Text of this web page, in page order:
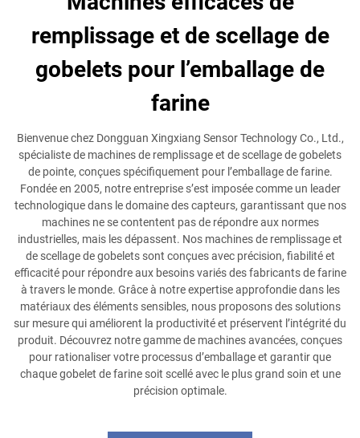
remplissage et de scellage de
gobelets pour l’emballage de
farine
Bienvenue chez Dongguan Xingxiang Sensor Technology Co., Ltd.,
spécialiste de machines de remplissage et de scellage de gobelets
de pointe, conçues spécifiquement pour l’emballage de farine.
Fondée en 2005, notre entreprise s’est imposée comme un leader
technologique dans le domaine des capteurs, garantissant que nos
machines ne se contentent pas de répondre aux normes
industrielles, mais les dépassent. Nos machines de remplissage et
de scellage de gobelets sont conçues avec précision, fiabilité et
efficacité pour répondre aux besoins variés des fabricants de farine
à travers le monde. Grâce à notre expertise approfondie dans les
matériaux des éléments sensibles, nous proposons des solutions
sur mesure qui améliorent la productivité et préservent l’intégrité du
produit. Découvrez notre gamme de machines avancées, conçues
pour rationaliser votre processus d’emballage et garantir que
chaque gobelet de farine soit scellé avec le plus grand soin et une
précision optimale.